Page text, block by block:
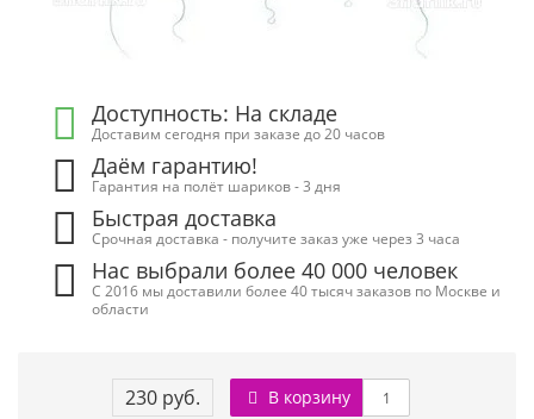
Доступность: На складе
Доставим сегодня при заказе до 20 часов
Даём гарантию!
Гарантия на полёт шариков - 3 дня
Быстрая доставка
Срочная доставка - получите заказ уже через 3 часа
Нас выбрали более 40 000 человек
С 2016 мы доставили более 40 тысяч заказов по Москве и
области
230 руб. В корзину